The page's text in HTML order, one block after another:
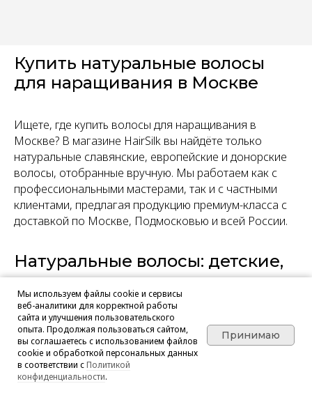
Купить натуральные волосы
для наращивания в Москве
Ищете, где купить волосы для наращивания в
Москве? В магазине HairSilk вы найдёте только
натуральные славянские, европейские и донорские
волосы, отобранные вручную. Мы работаем как с
профессиональными мастерами, так и с частными
клиентами, предлагая продукцию премиум-класса с
доставкой по Москве, Подмосковью и всей России.
Натуральные волосы: детские,
донорские, славянские
В нашем каталоге представлены волосы:
Славянские волосы — мягкие, шелковистые,
отлично окрашиваются и подходят для
повторного использования;
Детские волосы — тонкие и лёгкие, идеально для
Мы используем файлы cookie и сервисы
веб-аналитики для корректной работы
сайта и улучшения пользовательского
опыта. Продолжая пользоваться сайтом,
вы соглашаетесь с использованием файлов
cookie и обработкой персональных данных
в соответствии с Политикой
конфиденциальности.
Принимаю